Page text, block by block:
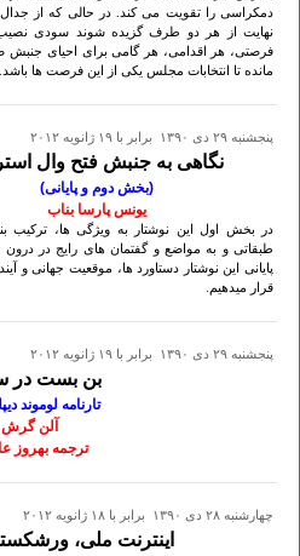
دمکراسی را تقویت می کند. در حالی که از
نهایت از هر دو طرف گزیده شوند سودی نصیب
فرصتی، هر اقدامی، هر گامی برای احیای جنبش
مانده تا انتخابات مجلس یکی از این فرصت ها
پنجشنبه ۲۹ دی ۱۳۹۰ برابر با ۱۹ ژانويه ۲۰۱۲
نگاهی به جنبش فتح وال
(بخش دوم و پایانی)
یونس پارسا بناب
در بخش اول این نوشتار به ویژگی ها، ترکیب
طبقاتی و به مواضع و گفتمان های رایج در
پایانی این نوشتار دستاورد ها، موقعیت جهانی و
قرار میدهیم.
پنجشنبه ۲۹ دی ۱۳۹۰ برابر با ۱۹ ژانويه ۲۰۱۲
بن بست در
تارنامه لوموند
آلن گرش
ترجمه بهروز
چهارشنبه ۲۸ دی ۱۳۹۰ برابر با ۱۸ ژانويه ۲۰۱۲
اینترنت ملی،